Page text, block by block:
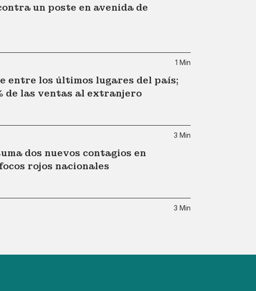
un poste en avenida de
1 Min
entre los últimos lugares del país;
de las ventas al extranjero
3 Min
dos nuevos contagios en
rojos nacionales
3 Min